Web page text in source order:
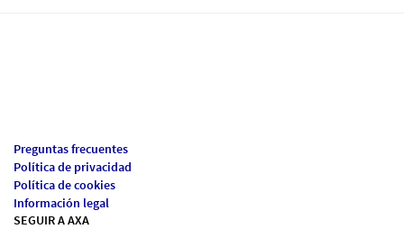
Preguntas frecuentes
Política de privacidad
Política de cookies
Información legal
SEGUIR A AXA